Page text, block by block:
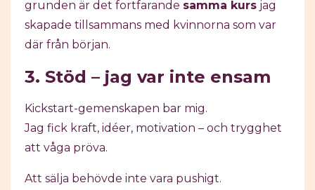
grunden är det fortfarande samma kurs jag
skapade tillsammans med kvinnorna som var
där från början.
3. Stöd – jag var inte ensam
Kickstart-gemenskapen bar mig.
Jag fick kraft, idéer, motivation – och trygghet
att våga pröva.
Att sälja behövde inte vara pushigt.